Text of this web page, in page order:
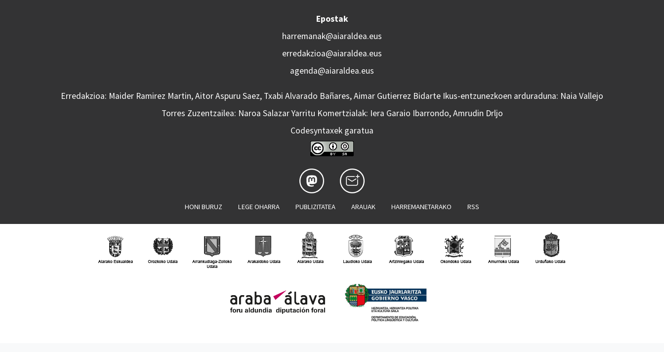
Epostak
harremanak@aiaraldea.eus
erredakzioa@aiaraldea.eus
agenda@aiaraldea.eus
Erredakzioa: Maider Ramirez Martin, Aitor Aspuru Saez, Txabi Alvarado Bañares, Aimar Gutierrez Bidarte Ikus-entzunezkoen arduraduna: Naia Vallejo
Torres Zuzentzailea: Naroa Salazar Yarritu Komertzialak: Iera Garaio Ibarrondo, Amrudin Drljo
Codesyntaxek garatua
HONI BURUZ LEGE OHARRA PUBLIZITATEA ARAUAK HARREMANETARAKO RSS